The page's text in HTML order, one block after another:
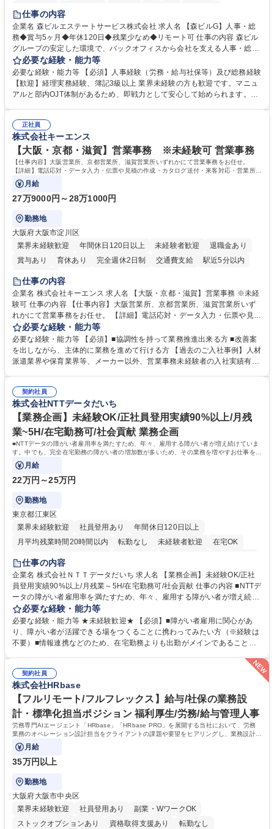
経験者歓迎
完全週休2日制
交通費支給 長期歓迎 駅近5分以内 土日祝休み
仕事の内容
企業名 森ビルエステートサービス株式会社 求人名 【森ビルG】人事・総
務◆賞与5ヶ月◆年休120日◆残業少なめ◆リモート可 仕事の内容 森ビル
グループの安定した環境で、バックオフィスから会社を支える人事・総務
をお任せします。 労務と総務の業務をバランスよく担当し、ゆくゆくは制
度改定などのコア業務にも挑戦できる、やりがいある環境です。 ■勤怠管
理、給与計算、社会保険手続き、年末調整等の労務管理全般 ■入退社手続
き、社内規定の改定や人事制度改定などのコア業務 ■社内イベントの企画
でも質問・相談できる環境が整っているため、安心して成長できます。 募
集職種 【森ビルG】人事・総務◆賞与5ヶ月◆年休120日◆残業少なめ◆
リモート可
必要な経験・能力等
必要な経験・能力等 【必須】人事経験（労務・給与社保等）及び総務経験
【歓迎】経理実務経験、簿記3級以上 業界未経験の方も歓迎です。マニュ
アルと部内OJT体制があるため、即戦力として安心して始められます。
務に挑戦できるため、自身の成長と組織への貢献度をダイレクトに実感で
きます。 残業少なめ、週1日リモート可など、ワークライフバランスを保
ち長期活躍できる環境です。 「これまでの幅広い経験を活かし、長期的な
キャリアを築きたい」という前向きな意欲と挑戦を全力で応援します。 学
歴・資格 学歴：大学院 大学 高専 短大 専修学校 高校 語学力： 資格：日商
簿記検定1級 日商簿記検定2級 日商簿記検定3級
正社員
株式会社キーエンス
【大阪・京都・滋賀】営業事務 ※未経験可 営業事務
【仕事内容】大阪営業所、京都営業所、滋賀営業所いずれかにて営業事務をお任せ。
【詳細】電話応対・データ入力・伝票や見積の作成・カタログ送付・来客対応・営業所内
で発生する事務業務や業務改善をお任せ。
月給
27万9000円～28万1000円
勤務地
大阪府大阪市淀川区
業界未経験歓迎
年間休日120日以上 未経験者歓迎
退職金あり
賞与あり
育休あり 完全週休2日制 交通費支給
駅近5分以内
土日祝休み
仕事の内容
企業名 株式会社キーエンス 求人名 【大阪・京都・滋賀】営業事務 ※未経
験可 仕事の内容 【仕事内容】大阪営業所、京都営業所、滋賀営業所いず
れかにて営業事務をお任せ。 【詳細】電話応対・データ入力・伝票や見積
の作成・カタログ送付・来客対応・営業所内で発生する事務業務や業務改
善をお任せ。 【教育制度】ご入社後、育成担当とペアになりながらOJTに
て業務を覚えていただくことが可能です。業務システムがきちんと構築さ
れているため、スムーズに仕事に慣れることができる環境です。また、
募集職種 【大阪・京都・滋賀】営業事務 ※未経験可
必要な経験・能力等
必要な経験・能力等 【必須】■協調性を持って業務推進出来る方 ■改善案
を出しながら、主体的に業務を進めて行ける方 【過去のご入社事例】人材
派遣業界や保育業界等、メーカー以外、営業事務未経験者の入社実績有
えて、お客様や社員の状況に合わせ、能動的なサポート、改善の動きも期
待され。組織を支えるスペシャリストとして、チームに貢献し、結果的に
社員から頼られる存在になることができます。平均19:30の退勤以降の業
務の持ち帰りも禁止されており、メリハリのある働き方となります。 学
歴・資格 学歴：大学院 大学 高専 短大 語学力： 資格：
契約社員
株式会社NTTデータだいち
【業務企画】未経験OK/正社員登用実績90%以上/月残
業~5H/在宅勤務可/社会貢献 業務企画
■NTTデータの障がい者雇用率を満たすため、年々、雇用する障がい者が増え続けていま
す。中でも、完全在宅勤務の障がい者の増加数が多いため、その業務を増やすお仕事を担
っていただきます。
月給
22万円～25万円
勤務地
東京都江東区
業界未経験歓迎
社員登用あり
年間休日120日以上
月平均残業時間20時間以内
転勤なし 未経験者歓迎
在宅OK
育休あり
完全週休2日制
仕事の内容
企業名 株式会社ＮＴＴデータだいち 求人名 【業務企画】未経験OK/正社
員登用実績90%以上/月残業～5H/在宅勤務可/社会貢献 仕事の内容 ■NTTデ
ータの障がい者雇用率を満たすため、年々、雇用する障がい者が増え続け
ています。中でも、完全在宅勤務の障がい者の増加数が多いため、その業
務を増やすお仕事を担っていただきます。 【詳細】■既存業務の拡大およ
び運用のサポート(オペレーション業務:申請書の作成代行等) ■新規事業・
サービスの企画立案および推進 障がい者の方にどんな仕事があると良いか
します。 ■在宅勤務の障がい者社員とのコミュニケーションを通じた適性
やスキルの把握 ■AI活用業務など、既存領域を超えた案件の開拓 ■NTTデ
ータグループの会社へ提案活動 募集職種 【業務企画】未経験OK/正社員登
用実績90%以上/月残業～5H/在宅勤務可/社会貢献
必要な経験・能力等
必要な経験・能力等 ★未経験歓迎★ 【必須】■障がい者雇用に関心があ
り、障がい者が活躍できる場をつくることに携わってみたい方（※経験は
不要）■情報連携などのため、在宅勤務よりも出勤がメインであることに
や活躍の場を生む、唯一無二の社会貢献性を実感できます。 【正社員登
用】正社員登用を前提としておりますので、最短で1.5年～2年で正社員へ
の雇用切り替えとなります。過去の正社員登用率は90％です。 将来的に
は当社の中核となる管理職になって頂く事を期待しています。 正社員登用
に向け全力でサポートを行いますのでご安心ください。 学歴・資格 学
歴：大学院 大学 高専 短大 専修学校 高校 語学力： 資格：
契約社員
株式会社HRbase
【フルリモート/フルフレックス】給与/社保の業務設
計・標準化担当ポジション 福利厚生/労務/給与管理人事
労務専門AIエージェント「HRbase」「HRbase PRO」を展開する当社において、労務
業務のオペレーション設計担当をクライアントの課題や要望をヒアリングし、業務設計や
システム設定へと落とし込むポジションです。
月給
35万円以上
勤務地
大阪府大阪市中央区
業界未経験歓迎
社員登用あり
副業・WワークOK
ストックオプションあり
資格取得支援あり 転勤なし